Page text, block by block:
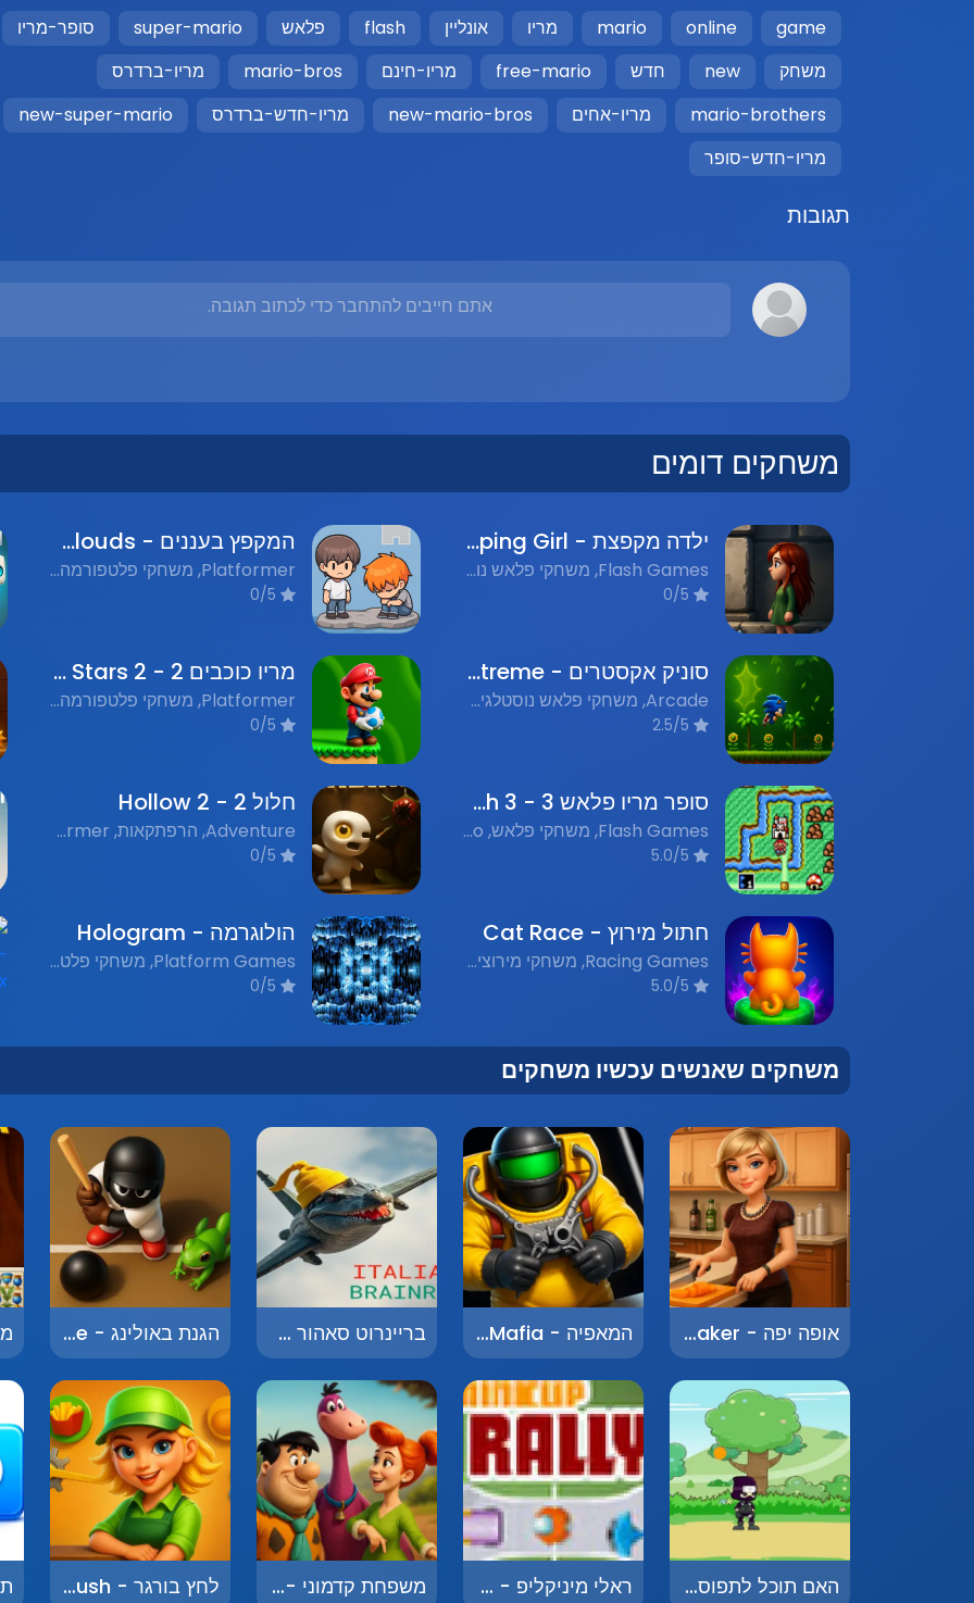
game
online
mario מריו אונליין flash פלאש super-mario
סופר-מריו
משחק
new חדש free-mario מריו-חינם mario-bros
מריו-ברדרס
mario-brothers
מריו-אחים new-mario-bros מריו-חדש-ברדרס
new-super-mario
מריו-חדש-סופר
תגובות
אתם חייבים להתחבר כדי לכתוב תגובה.
משחקים דומים
ילדה מקפצת - Jumping Girl
Flash Games, משחקי פלאש נוסטלגים, Platformer, פלטפורמה
המקפץ בעננים - Jumping in the Clouds
Platformer, משחקי פלטפורמה, Nostalgic Flash Games, משחקי פלאש נוסטלגים
סוניק אקסטרים - Sonic Xtreme
Arcade, משחקי פלאש נוסטלגים, Platformer
מריו כוכבים 2 - Mario Stars 2
Platformer, משחקי פלטפורמה, Adventure, הרפתקאות, Flash Games, משחקי פלאש נוסטלגים
סופר מריו פלאש 3 - Super Mario Flash 3
Flash Games, משחקי פלאש, Retro, נוסטלגיה, Platformer, פלטפורמה
חלול 2 - Hollow 2
Adventure, הרפתקאות, Platformer, משחקי פלטפורמה, Nostalgic Flash Games, משחקי פלאש נוסטלגים
חתול מירוץ - Cat Race
Racing Games, משחקי מירוצים, Flash Games, משחקי פלאש, Platform Games, משחקי פלטפורמה
הולוגרמה - Hologram
Platform Games, משחקי פלטפורמה, Nostalgic Flash Games, משחקי פלאש נוסטלגים
משחקים שאנשים עכשיו משחקים
אופה יפה - Pretty Baker המאפיה - The Mafia בריינרוט סאהור - Brainrot Sahuuur הגנת באולינג - Bowling Defense
האם תוכל לתפוס - Can You Catch ראלי מיניקליפ - Miniclip Rally משפחת קדמוני - Family Flintstone לחץ בורגר - Burger Rush